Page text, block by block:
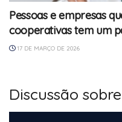
Pessoas e empresas
cooperativas tem um
17 DE MARÇO DE 2026
Discussão